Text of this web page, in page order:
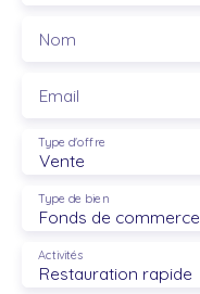
Nom
Email
Vente
Type d'offre
Fonds de commerce
Type de bien
Restauration rapide
Activités